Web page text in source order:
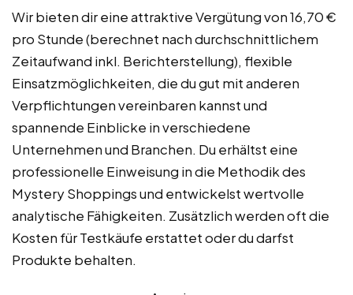
Wir bieten dir eine attraktive Vergütung von 16,70 €
pro Stunde (berechnet nach durchschnittlichem
Zeitaufwand inkl. Berichterstellung), flexible
Einsatzmöglichkeiten, die du gut mit anderen
Verpflichtungen vereinbaren kannst und
spannende Einblicke in verschiedene
Unternehmen und Branchen. Du erhältst eine
professionelle Einweisung in die Methodik des
Mystery Shoppings und entwickelst wertvolle
analytische Fähigkeiten. Zusätzlich werden oft die
Kosten für Testkäufe erstattet oder du darfst
Produkte behalten.